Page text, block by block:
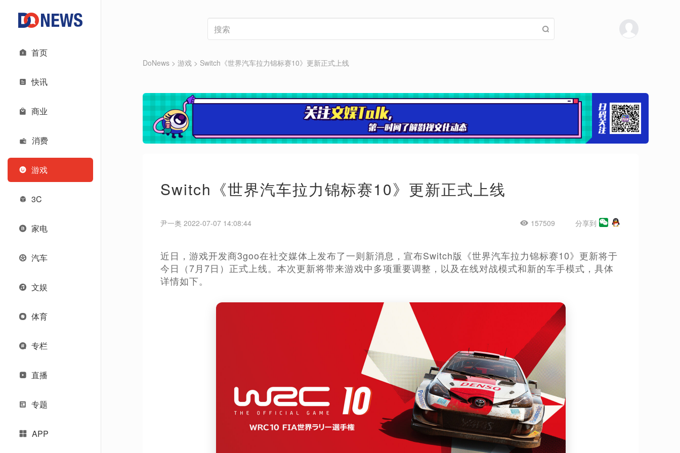
首页
快讯
商业
消费
游戏
3C
家电
汽车
文娱
体育
专栏
直播
专题
APP
DoNews > 游戏 > Switch《世界汽车拉力锦标赛10》更新正式上线
Switch《世界汽车拉力锦标赛10》更新正式上线
尹一奥 2022-07-07 14:08:44 157509 分享到
近日，游戏开发商3goo在社交媒体上发布了一则新消息，宣布Switch版《世界汽车拉力锦标赛10》更新将于
今日（7月7日）正式上线。本次更新将带来游戏中多项重要调整，以及在线对战模式和新的车手模式，具体
详情如下。